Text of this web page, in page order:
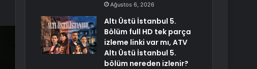
Ağustos 6, 2026
Altı Üstü İstanbul 5.
Bölüm full HD tek parça
izleme linki var mı, ATV
Altı Üstü İstanbul 5.
bölüm nereden izlenir?